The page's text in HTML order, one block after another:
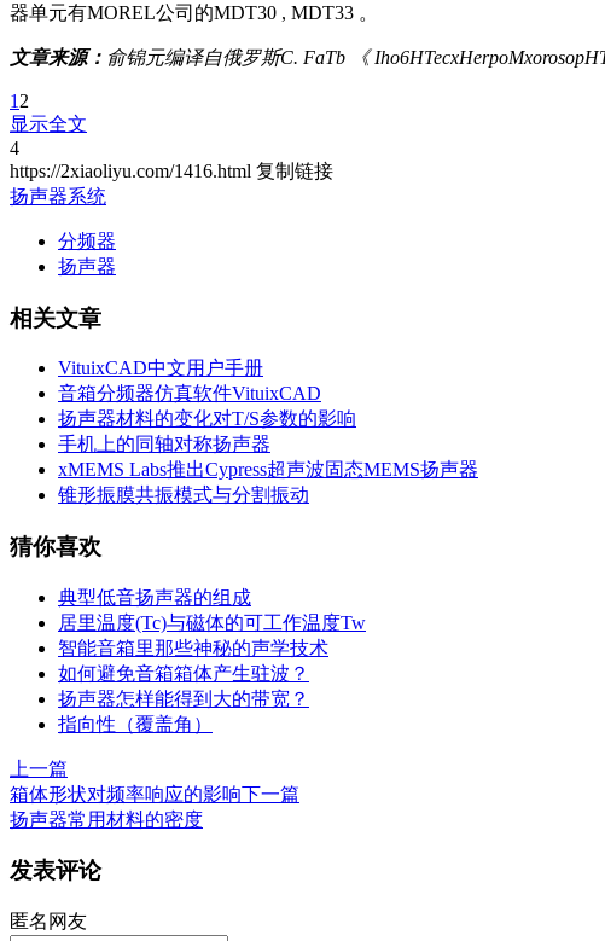
器单元有MOREL公司的MDT30 , MDT33 。
文章来源： 俞锦元编译自俄罗斯C. FaTb 《
1 2
显示全文
4
https://2xiaoliyu.com/1416.html 复制链接
扬声器系统
分频器
扬声器
相关文章
VituixCAD中文用户手册
音箱分频器仿真软件VituixCAD
扬声器材料的变化对T/S参数的影响
手机上的同轴对称扬声器
xMEMS Labs推出Cypress超声波固态MEMS扬声器
锥形振膜共振模式与分割振动
猜你喜欢
典型低音扬声器的组成
居里温度(Tc)与磁体的可工作温度Tw
智能音箱里那些神秘的声学技术
如何避免音箱箱体产生驻波？
扬声器怎样能得到大的带宽？
指向性（覆盖角）
上一篇
箱体形状对频率响应的影响下一篇
扬声器常用材料的密度
发表评论
匿名网友